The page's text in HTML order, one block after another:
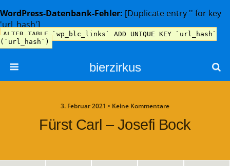
WordPress-Datenbank-Fehler: [Duplicate entry '' for key
'url_hash']
ALTER TABLE `wp_blc_links` ADD UNIQUE KEY `url_hash`
(`url_hash`)
bierzirkus
3. Februar 2021 • Keine Kommentare
Fürst Carl – Josefi Bock